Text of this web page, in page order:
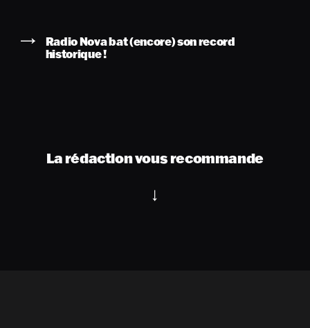
Radio Nova bat (encore) son record
historique !
La rédaction vous recommande